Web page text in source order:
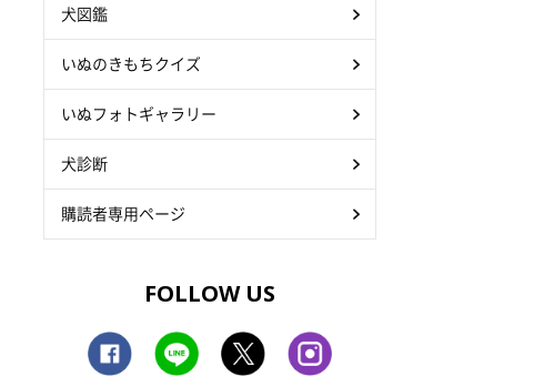
犬図鑑
いぬのきもちクイズ
いぬフォトギャラリー
犬診断
購読者専用ページ
FOLLOW US